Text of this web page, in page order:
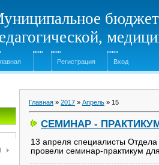
Регистрация Вход
Главная » 2017 » Апрель » 15
СЕМИНАР -
13 апреля специалисты
провели семинар-практикум